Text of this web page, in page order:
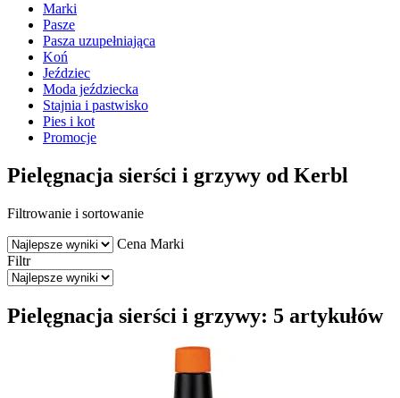
Marki
Pasze
Pasza uzupełniająca
Koń
Jeździec
Moda jeździecka
Stajnia i pastwisko
Pies i kot
Promocje
Pielęgnacja sierści i grzywy od Kerbl
Filtrowanie i sortowanie
Cena Marki
Filtr
Pielęgnacja sierści i grzywy: 5 artykułów